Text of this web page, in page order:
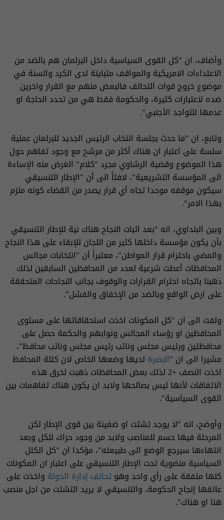
وأضاف، ان "كل القوى السياسية داخل البرلمان هم بالضد من
الاعتداءات الامريكية والمواقف متباينة لدى الكرد والسنة في
موضوع خروج قوات التحالف فالبعض منهم مع القرار واخرين
ضده لاعتبارات كثيرة، والحكومة فقط هي من تحدد الحاجة او
عدمها للتواجد الأجنبي".
وتابع، ان "ما حدث بجلسة انتخاب الرئيس الجديد للبرلمان عملية
سلسة على اعتبار ان هناك أكثر من مرشح مع وجود تفاهم حول
هذا الموضوع وقضية الرشاوي مجرد "كلام" الغرض منه الإساءة
الى المؤسسة التشريعية"، لافتاً الى أن "الإطار التنسيقي
سيكون موقفه موحدا تجاه أي قرار يصدر من القضاء كونه ملزم
بهذا الامر".
وبين البنداوي، انه "بعد اثبات النجاح هناك نية للإطار التنسيقي
بأن يكون مؤسسة داخلها كثير من اللجان للإبقاء على هذا النجاح
والمضي باحترام قرار المواطن"، معتبراً أن "انتخابات مجالس
المحافظات أعطت شرعية لعدد من المحافظين السابقين لذلك
ذهبنا باتجاه احترام القرارات والوقوف بجانب النجاحات المتحققة
على ارض الواقع وبالضد من الإخفاق والفشل".
ولفت الى ان "كل المكونات اخذت استحقاقاتها على مستوى
المحافظين او رؤساء المجالس ونوابهم والحكمة حصل على
محافظتين ورئيس مجلس ونائب رئيس مجلس ونائب محافظ"،
مشيرا الى ان "البصرة لديها وضعها الخاص لان كتلة المحافظ
اخذت النصف +2 لذلك بعض المحافظات ذهبت لخرق هذه
الاتفاقات لأنها ليس بصالحها ولابد ان يكون هناك تفاهمات بين
القوى السياسية".
وأوضح، انه "لا يوجد تشتت او ضغينة بين قوى الإطار لكن
المرحلة فيها حسم للمناصب ولابد من وجود حراك للكل وبعد
انتهاءها سيرجع الوضع الى طبيعته"، مؤكدا ان "كل الكتل
السياسية منضوية تحت الإطار التنسيقي على اعتبار ان المكونات
كلها متفقة على رأي واحد وهوتحالف إدارة الدولة واخذت على
عاتقها إنجاح الحكومة، والتنسيقي لا يريد التشتت من اجل منصب
هنا او هناك".